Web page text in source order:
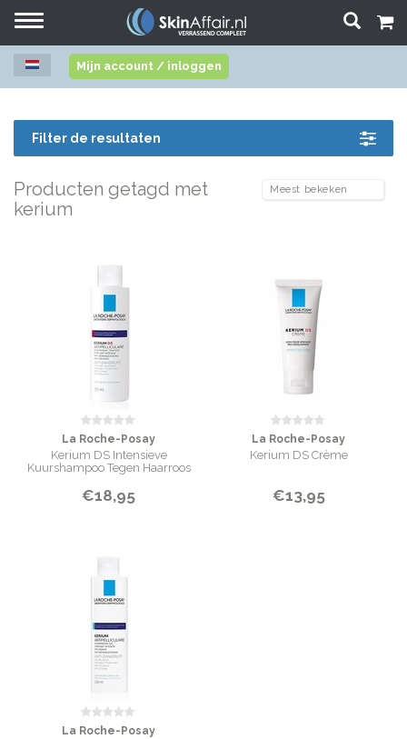
Toggle
Mijn account / inloggen
Filter de resultaten
Producten getagd met
kerium
La Roche-Posay
Kerium DS Intensieve
Kuurshampoo Tegen Haarroos
€18,95
La Roche-Posay
Kerium DS Crème
€13,95
La Roche-Posay